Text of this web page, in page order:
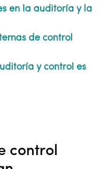
en la auditoría y la
de control
y control es
control